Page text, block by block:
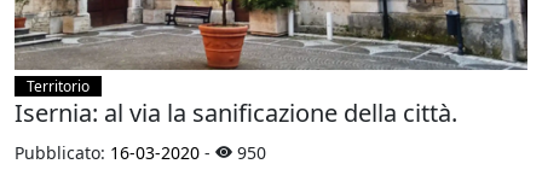
Territorio
Isernia: al via la sanificazione della città.
Pubblicato: 16-03-2020 - 950